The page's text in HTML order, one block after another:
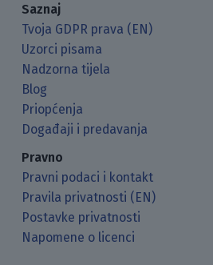
Saznaj
Tvoja GDPR prava (EN)
Uzorci pisama
Nadzorna tijela
Blog
Priopćenja
Događaji i predavanja
Pravno
Pravni podaci i kontakt
Pravila privatnosti (EN)
Postavke privatnosti
Napomene o licenci